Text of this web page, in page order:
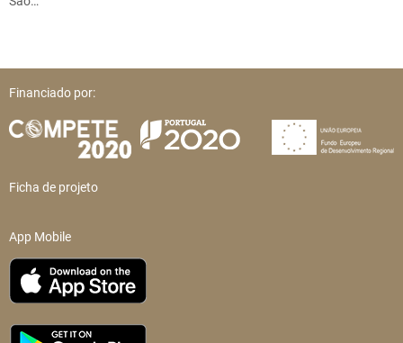
Financiado por:
Ficha de projeto
App Mobile